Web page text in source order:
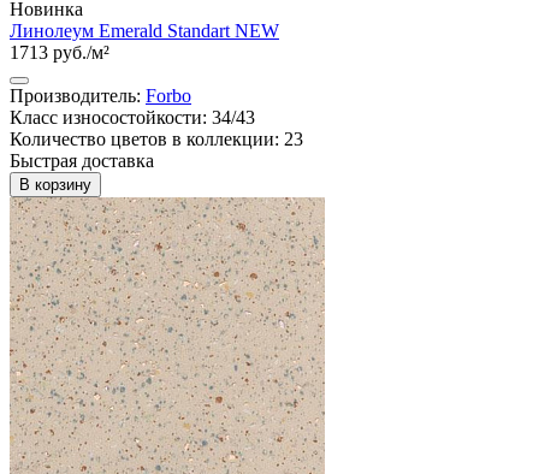
Новинка
Линолеум Emerald Standart NEW
1713 руб./м²
Производитель: Forbo
Класс износостойкости: 34/43
Количество цветов в коллекции: 23
Быстрая доставка
В корзину